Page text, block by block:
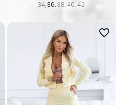
34 36 38 40 42
favorite_border